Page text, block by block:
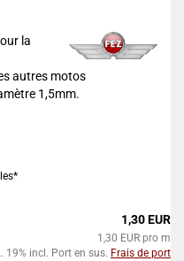
la
autres motos
1,5mm.
1,30 EUR
1,30 EUR pro m
19% incl. Port en sus. Frais de port